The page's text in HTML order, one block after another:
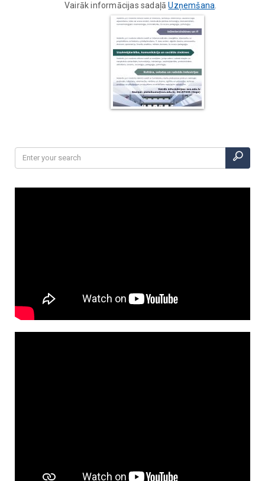
Vairāk informācijas sadaļāUzņemšana